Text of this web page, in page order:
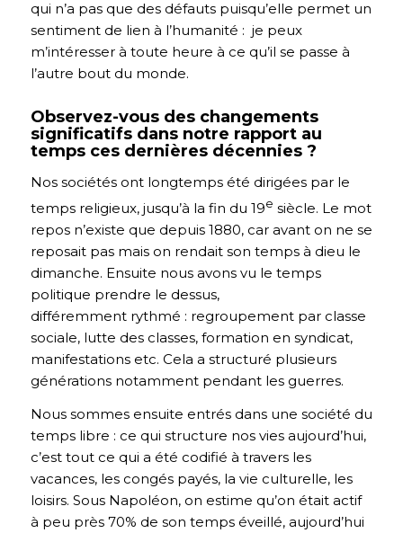
qui n’a pas que des défauts puisqu’elle permet un
sentiment de lien à l’humanité : je peux
m’intéresser à toute heure à ce qu’il se passe à
l’autre bout du monde.
Observez-vous des changements
significatifs dans notre rapport au
temps ces dernières décennies ?
Nos sociétés ont longtemps été dirigées par le
temps religieux, jusqu’à la fin du 19e siècle. Le mot
repos n’existe que depuis 1880, car avant on ne se
reposait pas mais on rendait son temps à dieu le
dimanche. Ensuite nous avons vu le temps
politique prendre le dessus,
différemment rythmé : regroupement par classe
sociale, lutte des classes, formation en syndicat,
manifestations etc. Cela a structuré plusieurs
générations notamment pendant les guerres.
Nous sommes ensuite entrés dans une société du
temps libre : ce qui structure nos vies aujourd’hui,
c’est tout ce qui a été codifié à travers les
vacances, les congés payés, la vie culturelle, les
loisirs. Sous Napoléon, on estime qu’on était actif
à peu près 70% de son temps éveillé, aujourd’hui